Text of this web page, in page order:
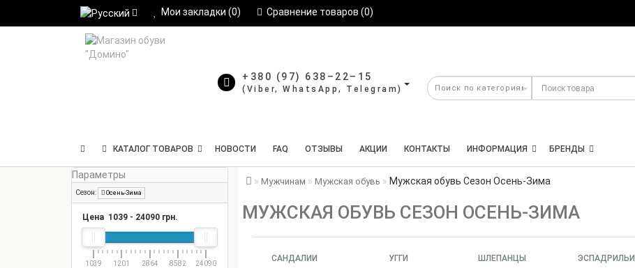
Мои закладки (0) Сравнение товаров (0)
+380 (97) 638–22–15
КАТАЛОГ ТОВАРОВ НОВОСТИ FAQ ОТЗЫВЫ АКЦИИ КОНТАКТЫ ИНФОРМАЦИЯ БРЕНДЫ
Параметры
Сезон: Осень-Зима
Цена 1039 - 24090 грн.
1039 1201 2864 8582 24090
Мужчинам Мужская обувь Мужская обувь Сезон Осень-Зима
МУЖСКАЯ ОБУВЬ СЕЗОН ОСЕНЬ-ЗИМА
САНДАЛИИ УГГИ ШЛЕПАНЦЫ ЭСПАДРИЛЬИ